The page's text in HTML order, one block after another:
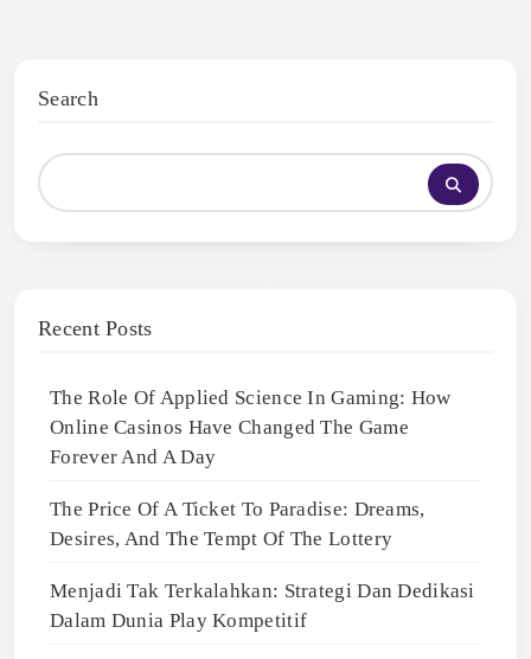
Search
Recent Posts
The Role Of Applied Science In Gaming: How
Online Casinos Have Changed The Game
Forever And A Day
The Price Of A Ticket To Paradise: Dreams,
Desires, And The Tempt Of The Lottery
Menjadi Tak Terkalahkan: Strategi Dan Dedikasi
Dalam Dunia Play Kompetitif